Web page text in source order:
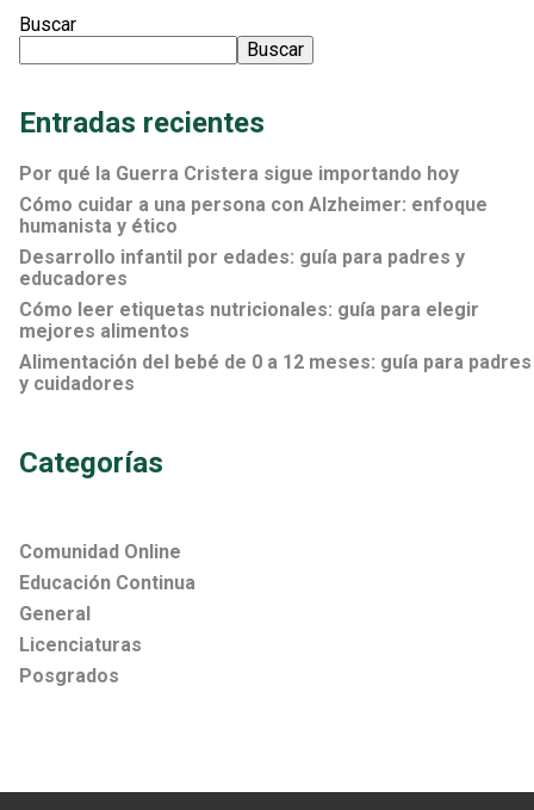
Buscar
Buscar
Entradas recientes
Por qué la Guerra Cristera sigue importando hoy
Cómo cuidar a una persona con Alzheimer: enfoque
humanista y ético
Desarrollo infantil por edades: guía para padres y
educadores
Cómo leer etiquetas nutricionales: guía para elegir
mejores alimentos
Alimentación del bebé de 0 a 12 meses: guía para padres
y cuidadores
Categorías
Comunidad Online
Educación Continua
General
Licenciaturas
Posgrados